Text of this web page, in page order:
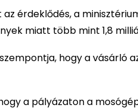
érdeklődés, a
miatt több mint 1,8
hogy a vásárló
a pályázaton a